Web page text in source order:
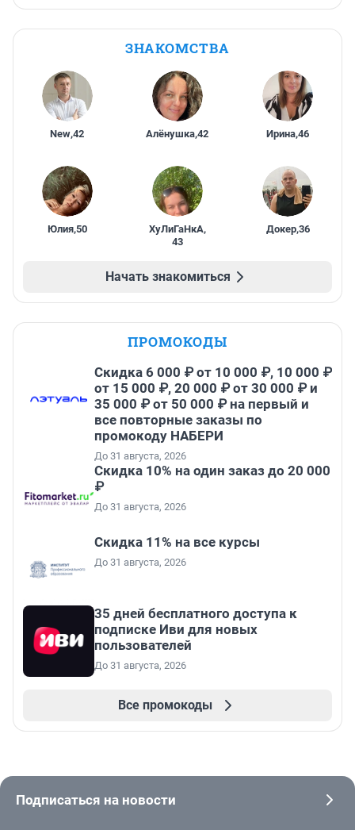
ЗНАКОМСТВА
New,42 Алёнушка,42 Ирина,46
Юлия,50 ХуЛиГаНкА,
43
Докер,36
Начать знакомиться
ПРОМОКОДЫ
Скидка 6 000 ₽ от 10 000 ₽, 10 000 ₽
от 15 000 ₽, 20 000 ₽ от 30 000 ₽ и
35 000 ₽ от 50 000 ₽ на первый и
все повторные заказы по
промокоду НАБЕРИ
До 31 августа, 2026
Скидка 10% на один заказ до 20 000
₽
До 31 августа, 2026
Скидка 11% на все курсы
До 31 августа, 2026
35 дней бесплатного доступа к
подписке Иви для новых
пользователей
До 31 августа, 2026
Все промокоды
Подписаться на новости